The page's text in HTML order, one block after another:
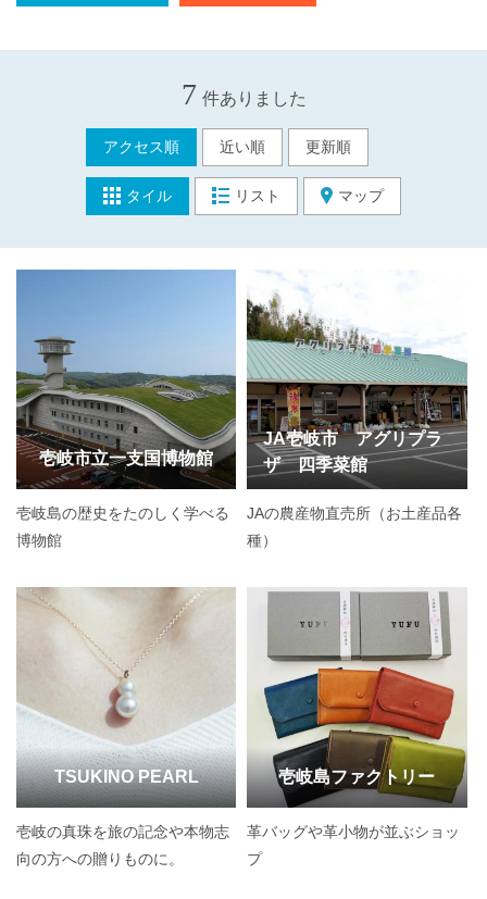
7 件ありました
アクセス順 近い順 更新順
タイル リスト マップ
壱岐市立一支国博物館
壱岐島の歴史をたのしく学べる
博物館
JA壱岐市 アグリプラ
ザ 四季菜館
JAの農産物直売所（お土産品各
種）
TSUKINO PEARL
壱岐の真珠を旅の記念や本物志
向の方への贈りものに。
壱岐島ファクトリー
革バッグや革小物が並ぶショッ
プ